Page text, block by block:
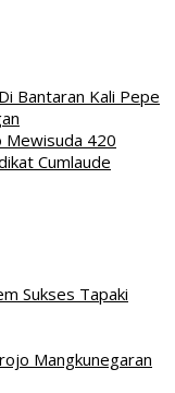
Bantaran Kali Pepe
Mewisuda 420
Cumlaude
Sukses Tapaki
Mangkunegaran